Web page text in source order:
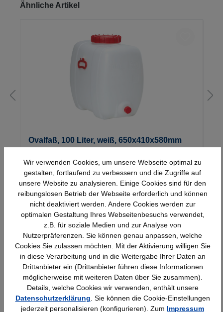
Produktgalerie überspringen
Ähnliche Artikel
Ovalfaß, 100 Liter, weiß, 650x410x580mm
120,55 €*
Schnelle Lieferung
Bundesweit
Topmarken
Faire Preise
Wir verwenden Cookies, um unsere Webseite optimal zu
gestalten, fortlaufend zu verbessern und die Zugriffe auf
unsere Website zu analysieren. Einige Cookies sind für den
reibungslosen Betrieb der Webseite erforderlich und können
nicht deaktiviert werden. Andere Cookies werden zur
optimalen Gestaltung Ihres Webseitenbesuchs verwendet,
z.B. für soziale Medien und zur Analyse von
Nutzerpräferenzen. Sie können genau anpassen, welche
Cookies Sie zulassen möchten. Mit der Aktivierung willigen Sie
in diese Verarbeitung und in die Weitergabe Ihrer Daten an
Drittanbieter ein (Drittanbieter führen diese Informationen
möglicherweise mit weiteren Daten über Sie zusammen).
Details, welche Cookies wir verwenden, enthält unsere
Datenschutzerklärung . Sie können die Cookie-Einstellungen
jederzeit personalisieren (konfigurieren). Zum Impressum